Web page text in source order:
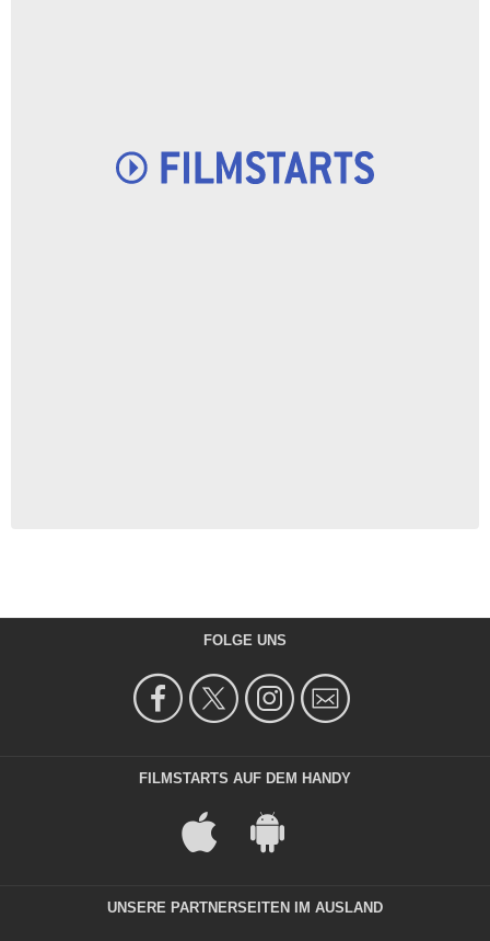
FOLGE UNS
FILMSTARTS AUF DEM HANDY
UNSERE PARTNERSEITEN IM AUSLAND